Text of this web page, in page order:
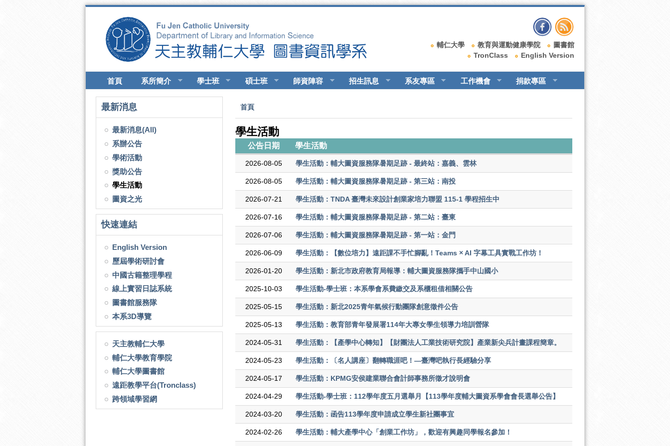
輔仁大學 教育與運動健康學院
圖書館
TronClass
English Version
首頁 系所簡介 學士班 碩士班 師資陣容 招生訊息 系友專區 工作機會 捐款專區
最新消息
最新消息(All)
系辦公告
學術活動
獎助公告
學生活動
圖資之光
快速連結
English Version
歷屆學術研討會
中國古籍整理學程
線上實習日誌系統
圖書館服務隊
本系3D導覽
天主教輔仁大學
輔仁大學教育學院
輔仁大學圖書館
遠距教學平台(Tronclass)
跨領域學習網
您在這裡
首頁
學生活動
公告日期 學生活動
2026-08-05 學生活動：輔大圖資服務隊暑期足跡 - 最終站：嘉義、雲林
2026-08-05 學生活動：輔大圖資服務隊暑期足跡 - 第三站：南投
2026-07-21 學生活動：TNDA 臺灣未來設計創業家培力聯盟 115-1 學程招生中
2026-07-16 學生活動：輔大圖資服務隊暑期足跡 - 第二站：臺東
2026-07-06 學生活動：輔大圖資服務隊暑期足跡 - 第一站：金門
2026-06-09 學生活動：【數位培力】遠距課不手忙腳亂！Teams × AI 字幕工具實戰工作坊！
2026-01-20 學生活動：新北市政府教育局報導：輔大圖資服務隊攜手中山國小
2025-10-03 學生活動-學士班：本系學會系費繳交及系櫃租借相關公告
2025-05-15 學生活動：新北2025青年氣候行動團隊創意徵件公告
2025-05-13 學生活動：教育部青年發展署114年大專女學生領導力培訓營隊
2024-05-31 學生活動：【產學中心轉知】【財團法人工業技術研究院】產業新尖兵計畫課程簡章。
2024-05-23 學生活動：〔名人講座〕翻轉職涯吧！—臺灣吧執行長經驗分享
2024-05-17 學生活動：KPMG安侯建業聯合會計師事務所徵才說明會
2024-04-29 學生活動-學士班：112學年度五月選舉月【113學年度輔大圖資系學會會長選舉公告】
2024-03-20 學生活動：函告113學年度申請成立學生新社團事宜
2024-02-26 學生活動：輔大產學中心「創業工作坊」，歡迎有興趣同學報名參加！